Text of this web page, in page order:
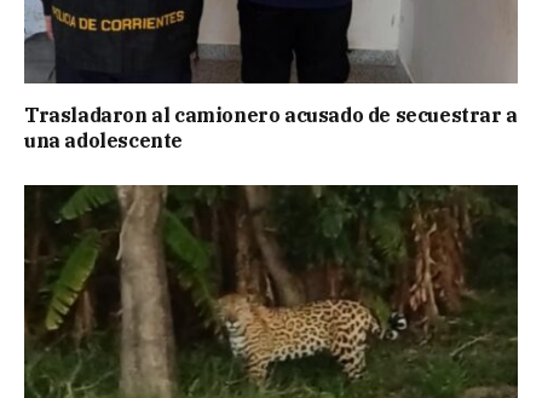
Trasladaron al camionero acusado de secuestrar a
una adolescente